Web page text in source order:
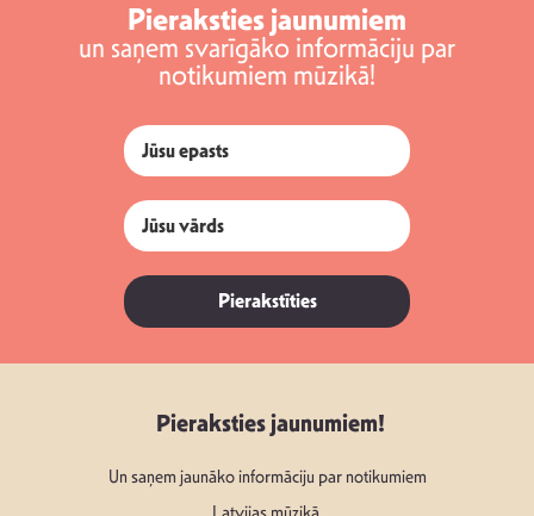
Pieraksties jaunumiem
un saņem svarīgāko informāciju par
notikumiem mūzikā!
Pierakstīties
Pieraksties jaunumiem!
Un saņem jaunāko informāciju par notikumiem